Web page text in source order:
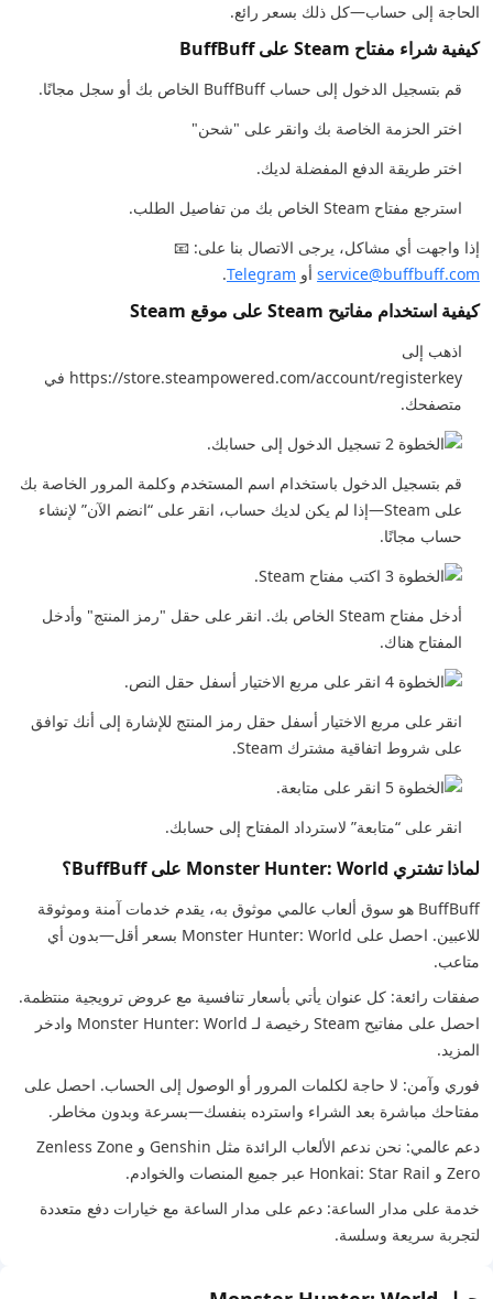
الحاجة إلى حساب—كل ذلك بسعر رائع.
كيفية شراء مفتاح Steam على BuffBuff
قم بتسجيل الدخول إلى حساب BuffBuff الخاص بك أو سجل مجانًا.
اختر الحزمة الخاصة بك وانقر على "شحن"
اختر طريقة الدفع المفضلة لديك.
استرجع مفتاح Steam الخاص بك من تفاصيل الطلب.
إذا واجهت أي مشاكل، يرجى الاتصال بنا على: 📧
service@buffbuff.com أو Telegram
.
كيفية استخدام مفاتيح Steam على موقع Steam
اذهب إلى
https://store.steampowered.com/account/registerkey في
متصفحك.
قم بتسجيل الدخول باستخدام اسم المستخدم وكلمة المرور الخاصة بك
على Steam—إذا لم يكن لديك حساب، انقر على “انضم الآن” لإنشاء
حساب مجانًا.
أدخل مفتاح Steam الخاص بك. انقر على حقل "رمز المنتج" وأدخل
المفتاح هناك.
انقر على مربع الاختيار أسفل حقل رمز المنتج للإشارة إلى أنك توافق
على شروط اتفاقية مشترك Steam.
انقر على “متابعة” لاسترداد المفتاح إلى حسابك.
لماذا تشتري Monster Hunter: World على BuffBuff؟
BuffBuff هو سوق ألعاب عالمي موثوق به، يقدم خدمات آمنة وموثوقة
للاعبين. احصل على Monster Hunter: World بسعر أقل—بدون أي
متاعب.
صفقات رائعة: كل عنوان يأتي بأسعار تنافسية مع عروض ترويجية منتظمة.
احصل على مفاتيح Steam رخيصة لـ Monster Hunter: World وادخر
المزيد.
فوري وآمن: لا حاجة لكلمات المرور أو الوصول إلى الحساب. احصل على
مفتاحك مباشرة بعد الشراء واسترده بنفسك—بسرعة وبدون مخاطر.
دعم عالمي: نحن ندعم الألعاب الرائدة مثل Genshin و Zenless Zone
Zero و Honkai: Star Rail عبر جميع المنصات والخوادم.
خدمة على مدار الساعة: دعم على مدار الساعة مع خيارات دفع متعددة
لتجربة سريعة وسلسة.